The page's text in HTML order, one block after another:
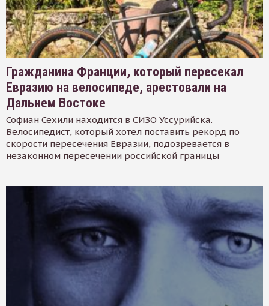
Гражданина Франции, который пересекал
Евразию на велосипеде, арестовали на
Дальнем Востоке
Софиан Сехили находится в СИЗО Уссурийска.
Велосипедист, который хотел поставить рекорд по
скорости пересечения Евразии, подозревается в
незаконном пересечении российской границы